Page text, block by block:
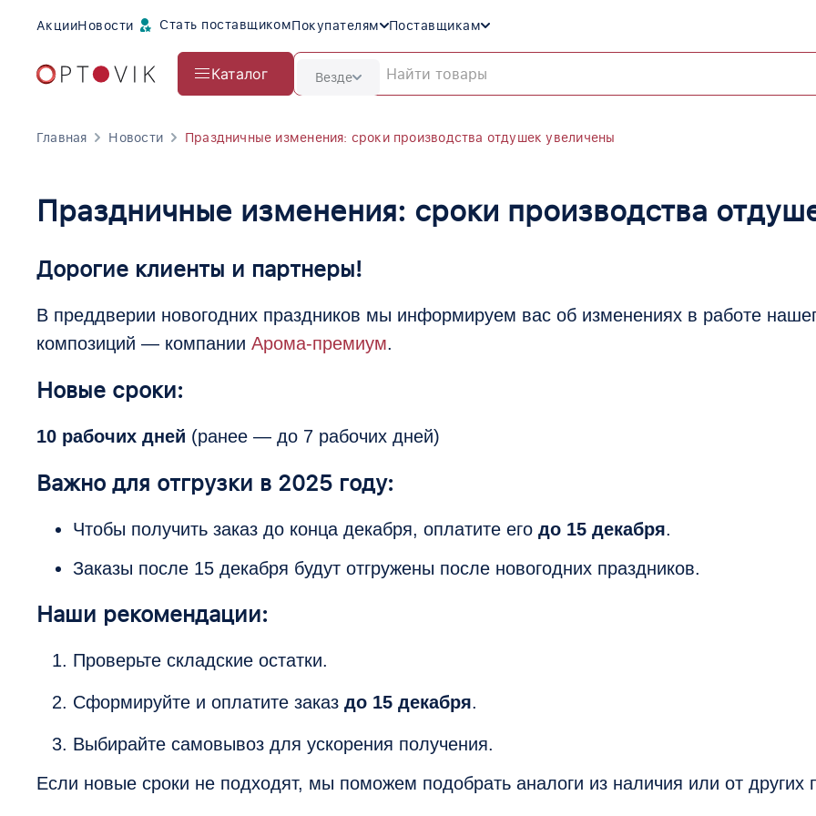
АкцииНовости Стать поставщикомПокупателям Поставщикам
Каталог Везде
Главная Новости Праздничные изменения: сроки производства отдушек увеличены
Праздничные изменения: сроки производства
Дорогие клиенты и партнеры!
В преддверии новогодних праздников мы информируем вас об изменениях в работе
композиций — компании Арома-премиум.
Новые сроки:
10 рабочих дней (ранее — до 7 рабочих дней)
Важно для отгрузки в 2025 году:
Чтобы получить заказ до конца декабря, оплатите его до 15 декабря.
Заказы после 15 декабря будут отгружены после новогодних праздников.
Наши рекомендации:
Проверьте складские остатки.
Сформируйте и оплатите заказ до 15 декабря.
Выбирайте самовывоз для ускорения получения.
Если новые сроки не подходят, мы поможем подобрать аналоги из наличия или от других